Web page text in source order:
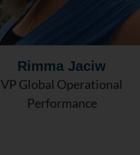
Rimma Jaciw
VP Global Operational
Performance